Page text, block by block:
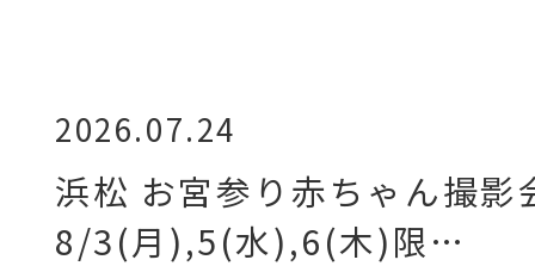
2026.07.24
浜松 お宮参り赤ちゃん撮影
8/3(月),5(水),6(木)限…